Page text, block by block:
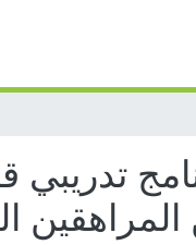
المراهقين